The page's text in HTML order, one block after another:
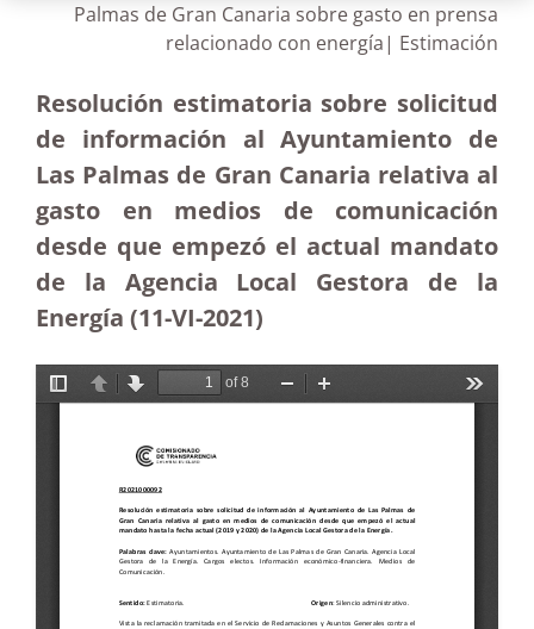
Palmas de Gran Canaria sobre gasto en prensa
relacionado con energía| Estimación
Resolución estimatoria sobre solicitud
de información al Ayuntamiento de
Las Palmas de Gran Canaria relativa al
gasto en medios de comunicación
desde que empezó el actual mandato
de la Agencia Local Gestora de la
Energía (11-VI-2021)